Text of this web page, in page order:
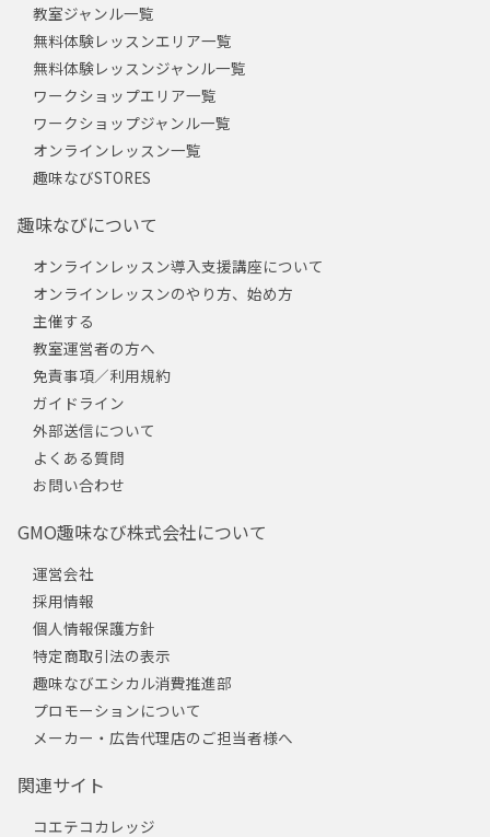
教室ジャンル一覧
無料体験レッスンエリア一覧
無料体験レッスンジャンル一覧
ワークショップエリア一覧
ワークショップジャンル一覧
オンラインレッスン一覧
趣味なびSTORES
趣味なびについて
オンラインレッスン導入支援講座について
オンラインレッスンのやり方、始め方
主催する
教室運営者の方へ
免責事項／利用規約
ガイドライン
外部送信について
よくある質問
お問い合わせ
GMO趣味なび株式会社について
運営会社
採用情報
個人情報保護方針
特定商取引法の表示
趣味なびエシカル消費推進部
プロモーションについて
メーカー・広告代理店のご担当者様へ
関連サイト
コエテコカレッジ